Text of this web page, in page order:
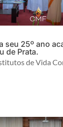
seu 25º ano
de Prata.
de Vida